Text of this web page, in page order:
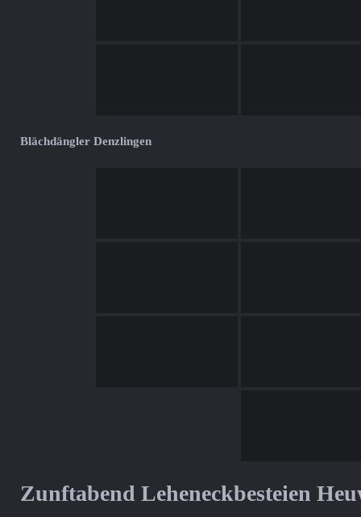
Blächdängler Denzlingen
Zunftabend Leheneckbesteien